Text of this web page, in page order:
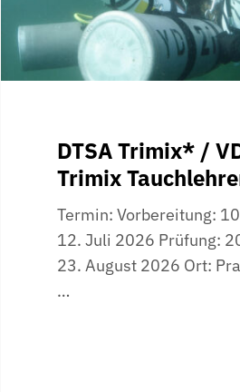
DTSA Trimix* /
Trimix
Termin: Vorbereitung:
12. Juli 2026 Prüfung:
23. August 2026 Ort:
…